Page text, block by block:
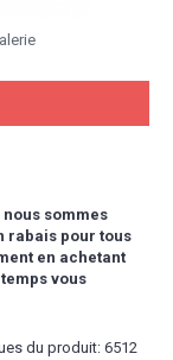
sommes
rabais pour tous
en achetant
vous
du produit: 6512